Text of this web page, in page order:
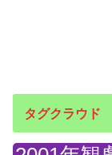
タグクラウド